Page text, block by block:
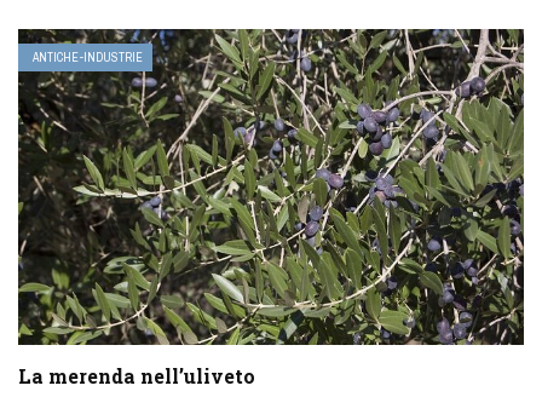
ANTICHE-INDUSTRIE
La merenda nell’uliveto